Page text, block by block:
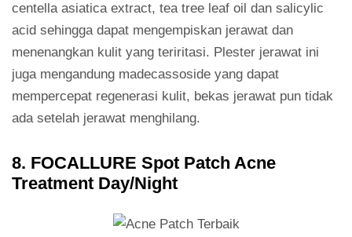
centella asiatica extract, tea tree leaf oil dan salicylic
acid sehingga dapat mengempiskan jerawat dan
menenangkan kulit yang teriritasi. Plester jerawat ini
juga mengandung madecassoside yang dapat
mempercepat regenerasi kulit, bekas jerawat pun tidak
ada setelah jerawat menghilang.
8. FOCALLURE Spot Patch Acne
Treatment Day/Night